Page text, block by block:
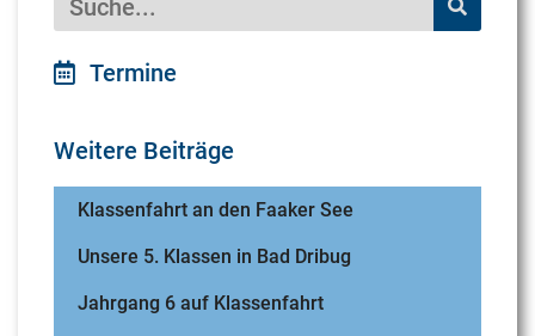
Termine
Weitere Beiträge
Klassenfahrt an den Faaker See
Unsere 5. Klassen in Bad Dribug
Jahrgang 6 auf Klassenfahrt